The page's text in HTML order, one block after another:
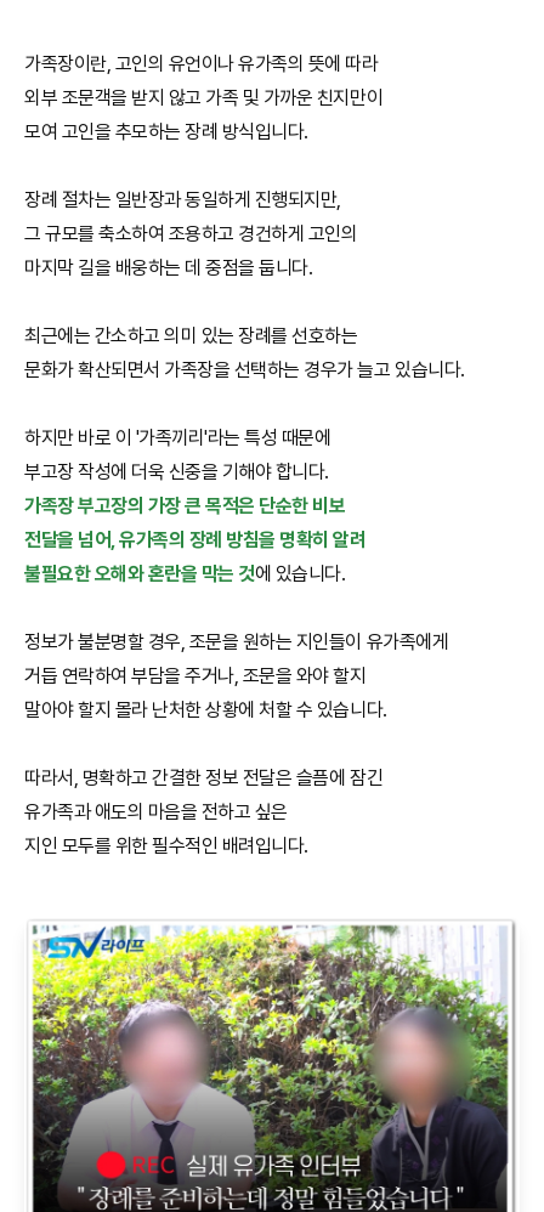
가족장이란, 고인의 유언이나 유가족의 뜻에 따라
외부 조문객을 받지 않고 가족 및 가까운 친지만이
모여 고인을 추모하는 장례 방식입니다.
장례 절차는 일반장과 동일하게 진행되지만,
그 규모를 축소하여 조용하고 경건하게 고인의
마지막 길을 배웅하는 데 중점을 둡니다.
최근에는 간소하고 의미 있는 장례를 선호하는
문화가 확산되면서 가족장을 선택하는 경우가 늘고 있습니다.
하지만 바로 이 '가족끼리'라는 특성 때문에
부고장 작성에 더욱 신중을 기해야 합니다.
가족장 부고장의 가장 큰 목적은 단순한 비보
전달을 넘어, 유가족의 장례 방침을 명확히 알려
불필요한 오해와 혼란을 막는 것에 있습니다.
정보가 불분명할 경우, 조문을 원하는 지인들이 유가족에게
거듭 연락하여 부담을 주거나, 조문을 와야 할지
말아야 할지 몰라 난처한 상황에 처할 수 있습니다.
따라서, 명확하고 간결한 정보 전달은 슬픔에 잠긴
유가족과 애도의 마음을 전하고 싶은
지인 모두를 위한 필수적인 배려입니다.